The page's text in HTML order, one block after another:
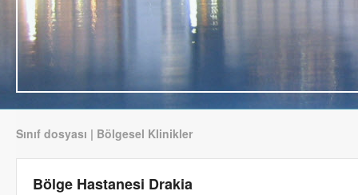
Sınıf dosyası | Bölgesel Klinikler
Bölge Hastanesi Drakia